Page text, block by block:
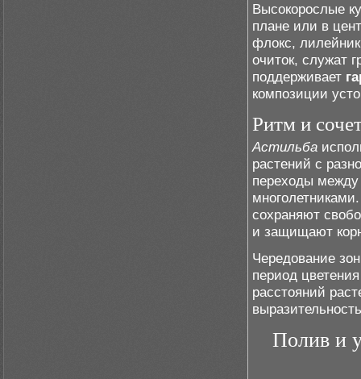
Высокорослые
плане или в
флокс,
очиток, служат
поддерживает
композиции
Ритм и
Астильба
растений с
переходы
сохраняют
и защищают
Чередование
период
расстояний
Полив и